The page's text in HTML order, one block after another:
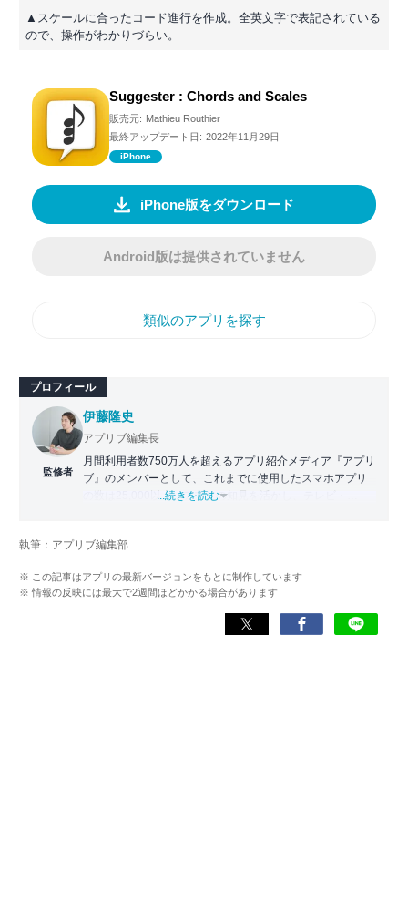
▲スケールに合ったコード進行を作成。全英文字で表記されている
ので、操作がわかりづらい。
Suggester : Chords and Scales
販売元: Mathieu Routhier
最終アップデート日: 2022年11月29日
iPhone
iPhone版をダウンロード
Android版は提供されていません
類似のアプリを探す
プロフィール
監修者
伊藤隆史
アプリブ編集長
月間利用者数750万人を超えるアプリ紹介メディア『アプリ
ブ』のメンバーとして、これまでに使用したスマホアプリ
の数は25,000以上。アプリの知見を活かし、テレビ・
化アプリの紹介）、TBS『サタプラ』（スマホライフが変
スマホアプリ）他
...続きを読む
執筆：アプリブ編集部
※ この記事はアプリの最新バージョンをもとに制作しています
※ 情報の反映には最大で2週間ほどかかる場合があります